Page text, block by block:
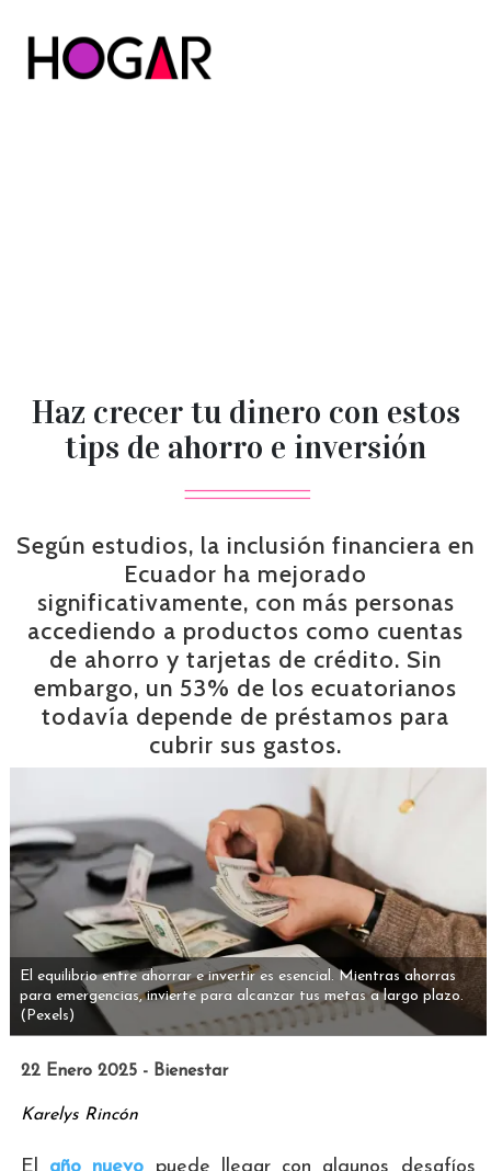
Haz crecer tu dinero con estos
tips de ahorro e inversión
Según estudios, la inclusión financiera en
Ecuador ha mejorado
significativamente, con más personas
accediendo a productos como cuentas
de ahorro y tarjetas de crédito. Sin
embargo, un 53% de los ecuatorianos
todavía depende de préstamos para
cubrir sus gastos.
El equilibrio entre ahorrar e invertir es esencial. Mientras ahorras
para emergencias, invierte para alcanzar tus metas a largo plazo.
(Pexels)
22 Enero 2025 - Bienestar
Karelys Rincón
El año nuevo puede llegar con algunos desafíos